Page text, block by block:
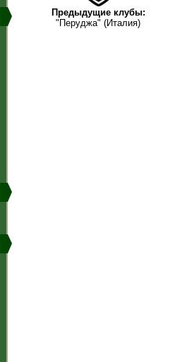
Предыдущие клубы:
"Перуджа" (Италия)